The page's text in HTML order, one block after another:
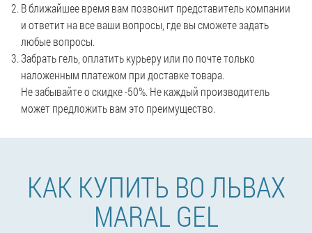
В ближайшее время вам позвонит представитель компании
и ответит на все ваши вопросы, где вы сможете задать
любые вопросы.
Забрать гель, оплатить курьеру или по почте только
наложенным платежом при доставке товара.
Не забывайте о скидке -50%. Не каждый производитель
может предложить вам это преимущество.
КАК КУПИТЬ ВО ЛЬВАХ
MARAL GEL